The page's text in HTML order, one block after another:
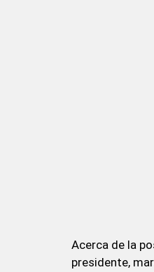
Acerca de la
presidente,